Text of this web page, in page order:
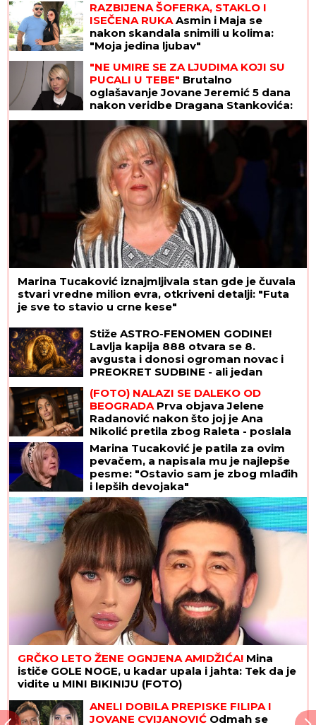
RAZBIJENA ŠOFERKA, STAKLO I
ISEČENA RUKAAsmin i Maja se
nakon skandala snimili u kolima:
"Moja jedina ljubav"
"NE UMIRE SE ZA LJUDIMA KOJI SU
PUCALI U TEBE" Brutalno
oglašavanje Jovane Jeremić 5 dana
nakon veridbe Dragana Stankovića:
"Znali su šta rade"
Marina Tucaković iznajmljivala stan gde je čuvala
stvari vredne milion evra, otkriveni detalji: "Futa
je sve to stavio u crne kese"
Stiže ASTRO-FENOMEN GODINE!
Lavlja kapija 888 otvara se 8.
avgusta i donosi ogroman novac i
PREOKRET SUDBINE - ali jedan
(FOTO) NALAZI SE DALEKO OD
BEOGRADAPrva objava Jelene
Radanović nakon što joj je Ana
Nikolić pretila zbog Raleta - poslala
joj jezive poruke
Marina Tucaković je patila za ovim
pevačem, a napisala mu je najlepše
pesme: "Ostavio sam je zbog mlađih
i lepših devojaka"
GRČKO LETO ŽENE OGNJENA AMIDŽIĆA! Mina
ističe GOLE NOGE, u kadar upala i jahta: Tek da je
vidite u MINI BIKINIJU (FOTO)
ANELI DOBILA PREPISKE FILIPA I
JOVANE CVIJANOVIĆ Odmah se